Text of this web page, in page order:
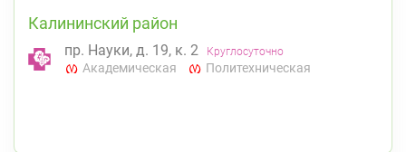
Калининский район
пр. Науки, д. 19, к. 2 Круглосуточно
Академическая Политехническая